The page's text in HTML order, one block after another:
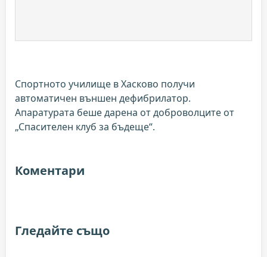
Спортното училище в Хасково получи
автоматичен външен дефибрилатор.
Апаратурата беше дарена от доброволците от
„Спасителен клуб за бъдеще“.
Коментари
Гледайте също